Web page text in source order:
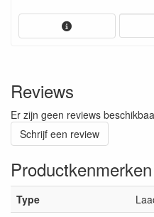
Reviews
Er zijn geen reviews
Schrijf een review
Productkenmerken
Type